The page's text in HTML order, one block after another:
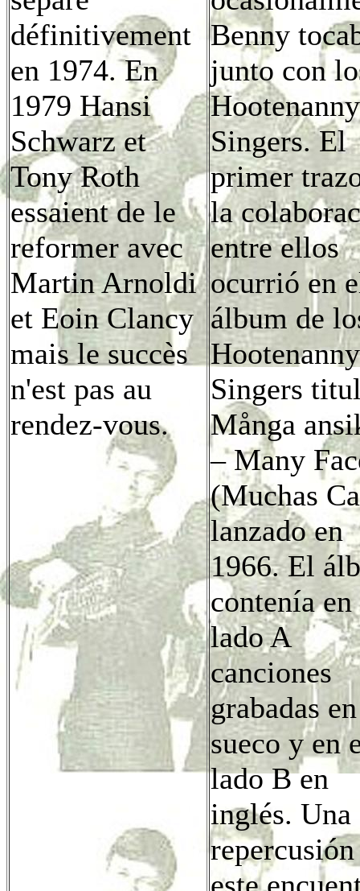
définitivement
en 1974. En
1979 Hansi
Schwarz et
Tony Roth
essaient de le
reformer avec
Martin Arnoldi
et Eoin Clancy
mais le succès
n'est pas au
rendez-vous.
Benny
junto con
Hootenanny
Singers. El
primer
la
entre ellos
ocurrió en
álbum de
Hootenanny
Singers
Många
– Many
(Muchas
lanzado en
1966. El
contenía en
lado A
canciones
grabadas en
sueco y en
lado B en
inglés. Una